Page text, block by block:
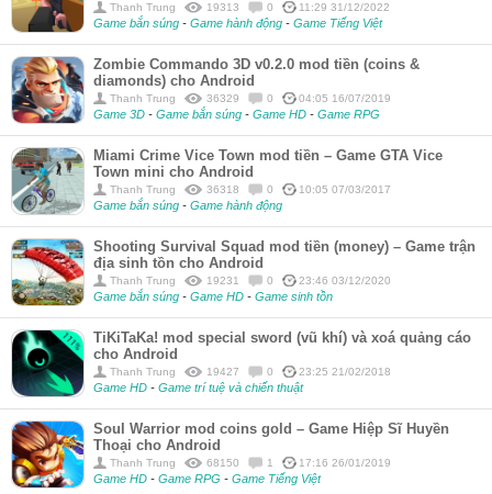
Thanh Trung 19313 0 11:29 31/12/2022
Game bắn súng - Game hành động - Game Tiếng Việt
Zombie Commando 3D v0.2.0 mod tiền (coins &
diamonds) cho Android
Thanh Trung 36329 0 04:05 16/07/2019
Game 3D - Game bắn súng - Game HD - Game RPG
Miami Crime Vice Town mod tiền – Game GTA Vice
Town mini cho Android
Thanh Trung 36318 0 10:05 07/03/2017
Game bắn súng - Game hành động
Shooting Survival Squad mod tiền (money) – Game trận
địa sinh tồn cho Android
Thanh Trung 19231 0 23:46 03/12/2020
Game bắn súng - Game HD - Game sinh tồn
TiKiTaKa! mod special sword (vũ khí) và xoá quảng cáo
cho Android
Thanh Trung 19427 0 23:25 21/02/2018
Game HD - Game trí tuệ và chiến thuật
Soul Warrior mod coins gold – Game Hiệp Sĩ Huyền
Thoại cho Android
Thanh Trung 68150 1 17:16 26/01/2019
Game HD - Game RPG - Game Tiếng Việt